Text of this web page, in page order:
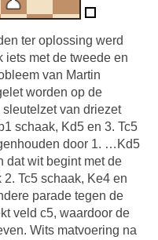
ter oplossing werd
iets met de tweede en
van Martin
worden op de
van driezet
schaak, Kd5 en 3. Tc5
door 1. …Kd5
dat wit begint met de
Tc5 schaak, Ke4 en
parade tegen de
veld c5, waardoor de
Wits matvoering na